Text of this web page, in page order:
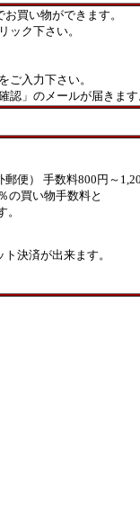
買い物ができます。
ック下さい。
入力下さい。
認」のメールが届きま
便） 手数料800円～
買い物手数料と
決済が出来ます。